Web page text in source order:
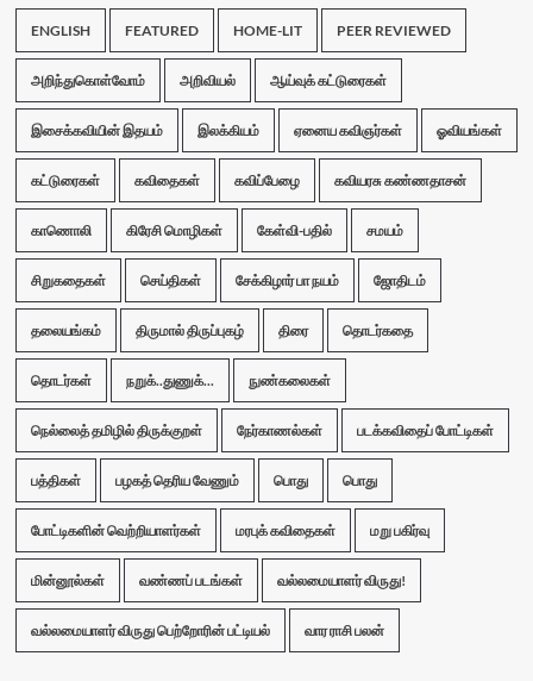
ENGLISH FEATURED HOME-LIT PEER REVIEWED
அறிந்துகொள்வோம் அறிவியல் ஆய்வுக் கட்டுரைகள்
இசைக்கவியின் இதயம் இலக்கியம் ஏனைய கவிஞர்கள் ஓவியங்கள்
கட்டுரைகள் கவிதைகள் கவிப்பேழை கவியரசு கண்ணதாசன்
காணொலி கிரேசி மொழிகள் கேள்வி-பதில் சமயம்
சிறுகதைகள் செய்திகள் சேக்கிழார் பா நயம் ஜோதிடம்
தலையங்கம் திருமால் திருப்புகழ் திரை தொடர்கதை
தொடர்கள் நறுக்..துணுக்... நுண்கலைகள்
நெல்லைத் தமிழில் திருக்குறள் நேர்காணல்கள் படக்கவிதைப் போட்டிகள்
பத்திகள் பழகத் தெரிய வேணும் பொது பொது
போட்டிகளின் வெற்றியாளர்கள் மரபுக் கவிதைகள் மறு பகிர்வு
மின்னூல்கள் வண்ணப் படங்கள் வல்லமையாளர் விருது!
வல்லமையாளர் விருது பெற்றோரின் பட்டியல் வார ராசி பலன்